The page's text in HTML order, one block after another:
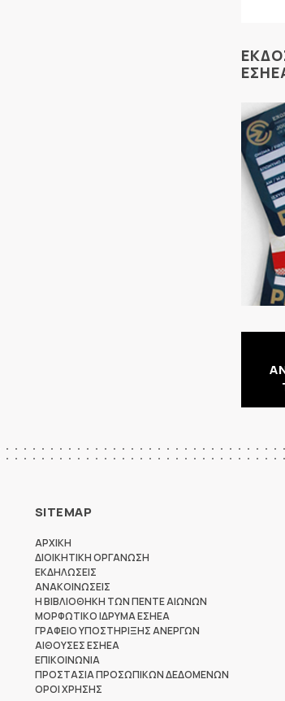
SITEMAP
ΑΡΧΙΚΗ
ΔΙΟΙΚΗΤΙΚΗ ΟΡΓΑΝΩΣΗ
ΕΚΔΗΛΩΣΕΙΣ
ΑΝΑΚΟΙΝΩΣΕΙΣ
Η ΒΙΒΛΙΟΘΗΚΗ ΤΩΝ ΠΕΝΤΕ ΑΙΩΝΩΝ
ΜΟΡΦΩΤΙΚΟ ΙΔΡΥΜΑ ΕΣΗΕΑ
ΓΡΑΦΕΙΟ ΥΠΟΣΤΗΡΙΞΗΣ ΑΝΕΡΓΩΝ
ΑΙΘΟΥΣΕΣ ΕΣΗΕΑ
ΕΠΙΚΟΙΝΩΝΙΑ
ΠΡΟΣΤΑΣΙΑ ΠΡΟΣΩΠΙΚΩΝ ΔΕΔΟΜΕΝΩΝ
ΟΡΟΙ ΧΡΗΣΗΣ